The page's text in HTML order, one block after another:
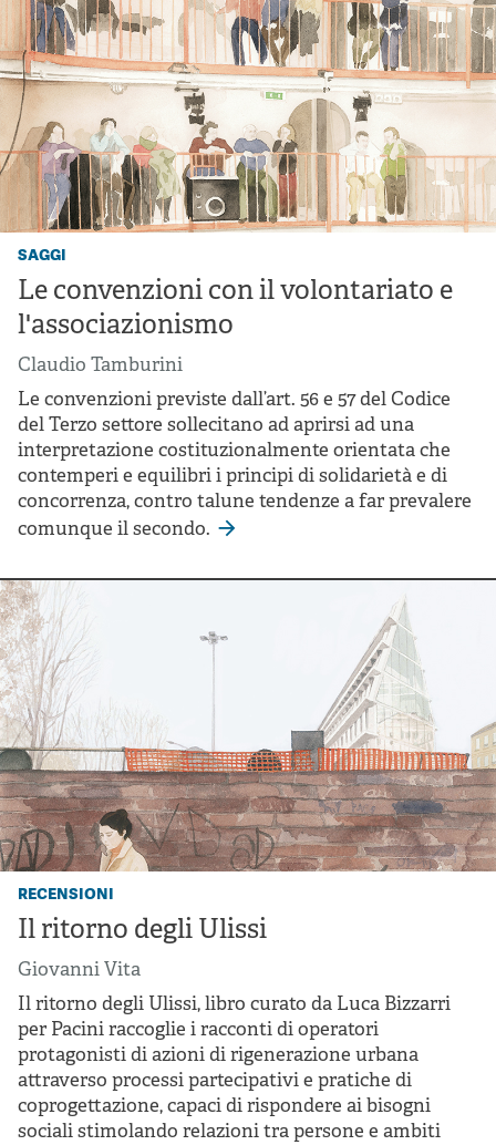
saggi
Le convenzioni con il volontariato e
l'associazionismo
Claudio Tamburini
Le convenzioni previste dall’art. 56 e 57 del Codice
del Terzo settore sollecitano ad aprirsi ad una
interpretazione costituzionalmente orientata che
contemperi e equilibri i principi di solidarietà e di
concorrenza, contro talune tendenze a far prevalere
comunque il secondo.
recensioni
Il ritorno degli Ulissi
Giovanni Vita
Il ritorno degli Ulissi, libro curato da Luca Bizzarri
per Pacini raccoglie i racconti di operatori
protagonisti di azioni di rigenerazione urbana
attraverso processi partecipativi e pratiche di
coprogettazione, capaci di rispondere ai bisogni
sociali stimolando relazioni tra persone e ambiti